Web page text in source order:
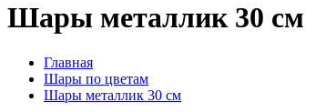
Шары металлик 30 см
Главная
Шары по цветам
Шары металлик 30 см